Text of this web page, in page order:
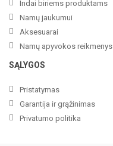
Indai biriems produktams
Namų jaukumui
Aksesuarai
Namų apyvokos reikmenys
SĄLYGOS
Pristatymas
Garantija ir grąžinimas
Privatumo politika